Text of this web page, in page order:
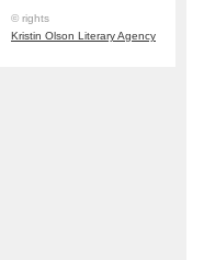
© rights
Kristin Olson Literary Agency